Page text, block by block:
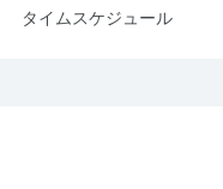
タイム スケジュール